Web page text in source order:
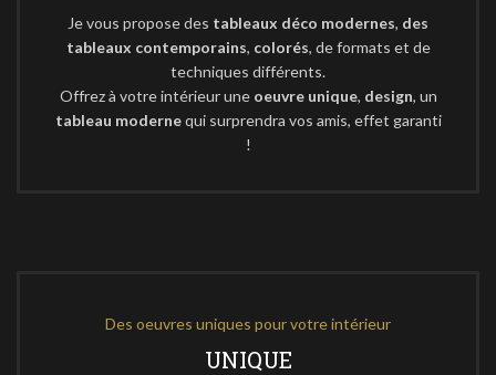
Je vous propose des tableaux déco modernes, des
tableaux contemporains, colorés, de formats et de
techniques différents.
Offrez à votre intérieur une oeuvre unique, design, un
tableau modernequi surprendra vos amis, effet garanti
!
Des oeuvres uniques pour votre intérieur
UNIQUE